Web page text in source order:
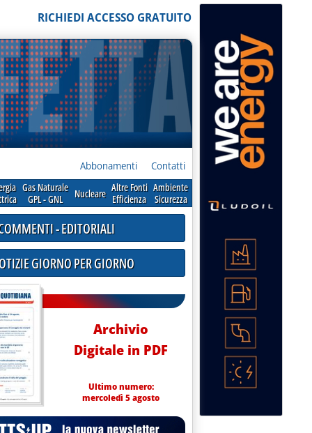
RICHIEDI ACCESSO GRATUITO
Abbonamenti Contatti
Gas Naturale
GPL - GNL
Nucleare Altre Fonti
Efficienza
Ambiente
Sicurezza
- EDITORIALI
GIORNO PER GIORNO
Archivio
Digitale in PDF
Ultimo numero:
mercoledì 5 agosto